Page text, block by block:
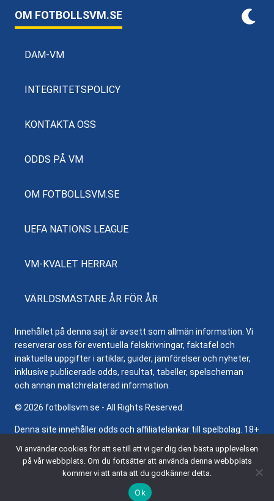
OM FOTBOLLSVM.SE
DAM-VM
INTEGRITETSPOLICY
KONTAKTA OSS
ODDS PÅ VM
OM FOTBOLLSVM.SE
UEFA NATIONS LEAGUE
VM-KVALET HERRAR
VÄRLDSMÄSTARE ÅR FÖR ÅR
Innehållet på denna sajt är avsett som allmän information. Vi
reserverar oss för eventuella felskrivningar, faktafel och
inaktuella uppgifter i artiklar, guider, jämförelser och nyheter,
inklusive publicerade odds, resultat, tabeller, spelscheman
och annan matchrelaterad information.
© 2026 fotbollsvm.se - All Rights Reserved.
Denna site innehåller odds och affiliatelänkar till spelbolag. 18+
information om ansvarsfullt spelande.
Vi använder cookies för att se till att vi ger dig den bästa upplevelsen
på vår webbplats. Om du fortsätter att använda denna webbplats
kommer vi att anta att du godkänner detta.
Ok